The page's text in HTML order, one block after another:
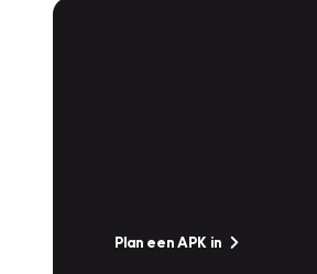
Plan een APK in